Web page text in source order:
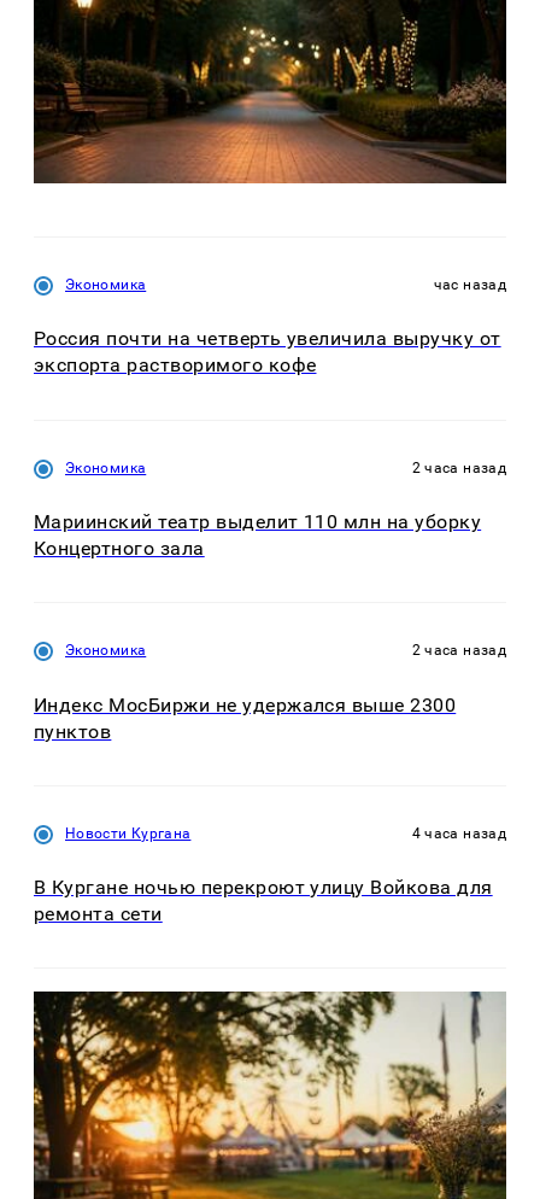
Экономика час назад
Россия почти на четверть увеличила выручку от
экспорта растворимого кофе
Экономика 2 часа назад
Мариинский театр выделит 110 млн на уборку
Концертного зала
Экономика 2 часа назад
Индекс МосБиржи не удержался выше 2300
пунктов
Новости Кургана 4 часа назад
В Кургане ночью перекроют улицу Войкова для
ремонта сети